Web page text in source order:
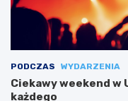
PODCZAS WYDARZENIA
Ciekawy weekend w
każdego